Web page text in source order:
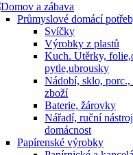
Domov a zábava
Průmyslové domácí
Svíčky
Výrobky z plastů
Kuch. Utěrky,
pytle,ubrousky
Nádobí, sklo,
zboží
Baterie, žárovky
Nářadí, ruční
domácnost
Papírenské výrobky